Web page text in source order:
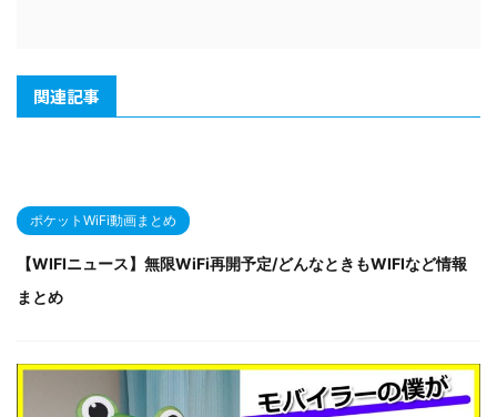
関連記事
ポケットWiFi動画まとめ
【WIFIニュース】無限WiFi再開予定/どんなときもWIFIなど情報
まとめ